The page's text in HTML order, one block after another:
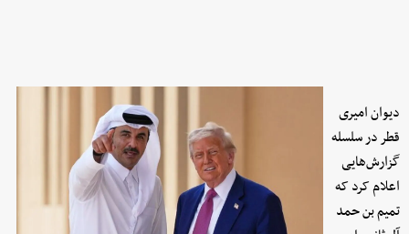
دیوان امیری
قطر در سلسله
گزارش‌هایی
اعلام کرد که
تمیم بن حمد